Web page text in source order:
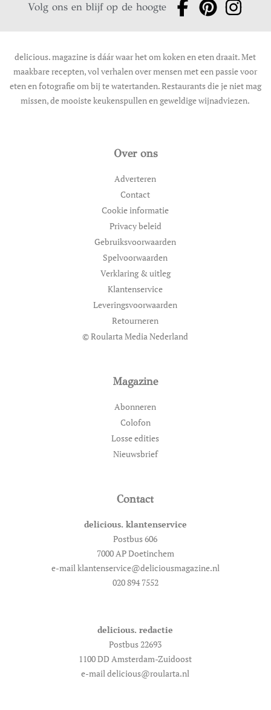
Volg ons en blijf op de hoogte
delicious. magazine is dáár waar het om koken en eten draait. Met
maakbare recepten, vol verhalen over mensen met een passie voor
eten en fotografie om bij te watertanden. Restaurants die je niet mag
missen, de mooiste keukenspullen en geweldige wijnadviezen.
Over ons
Adverteren
Contact
Cookie informatie
Privacy beleid
Gebruiksvoorwaarden
Spelvoorwaarden
Verklaring & uitleg
Klantenservice
Leveringsvoorwaarden
Retourneren
© Roularta Media Nederland
Magazine
Abonneren
Colofon
Losse edities
Nieuwsbrief
Contact
delicious. klantenservice
Postbus 606
7000 AP Doetinchem
e-mail klantenservice@deliciousmagazine.nl
020 894 7552
delicious. redactie
Postbus 22693
1100 DD Amsterdam-Zuidoost
e-mail delicious@roularta.nl